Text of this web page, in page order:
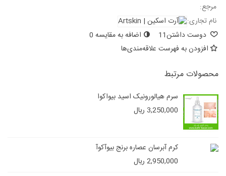
مرجع:
نام تجاری:
دوست داشتن11 اضافه به مقایسه 0
افزودن به فهرست علاقه‌مندی‌ها
محصولات مرتبط
سرم هیالورونیک اسید بیواکوا
3,250,000 ریال
کرم آبرسان عصاره برنج بیوآکوآ
2,950,000 ریال